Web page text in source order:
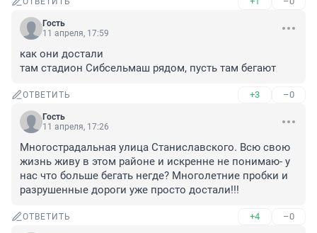
Гость
11 апреля, 17:59
как они достали
там стадион Сибсельмаш рядом, пусть там бегают
ОТВЕТИТЬ +3 –0
Гость
11 апреля, 17:26
Многострадальная улица Станиславского. Всю свою
жизнь живу в этом районе и искренне не понимаю- у
нас что больше бегать негде? Многолетние пробки и
разрушенные дороги уже просто достали!!!
ОТВЕТИТЬ +4 –0